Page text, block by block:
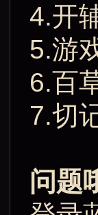
4.开
5.游
6.百
7.切
问题